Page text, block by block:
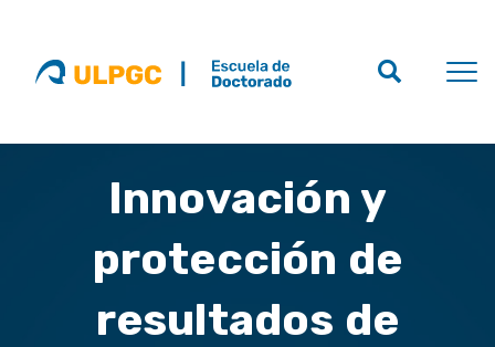
Innovación y
protección de
resultados de